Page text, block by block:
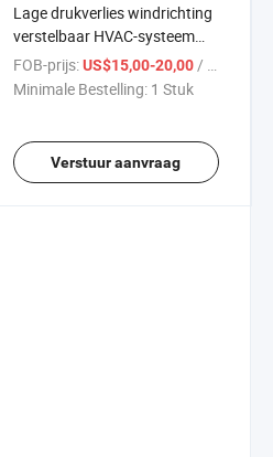
Lage drukverlies windrichting
verstelbaar HVAC-systeem
verticale luchtblazer ventilator
FOB-prijs: US$15,00-20,00 / Stuk
Minimale Bestelling: 1 Stuk
Verstuur aanvraag